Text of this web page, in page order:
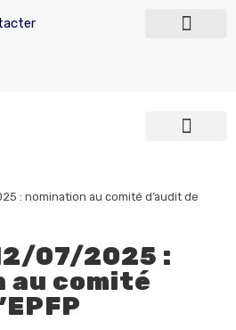
: nomination au comité d’audit de
07/2025 :
au comité